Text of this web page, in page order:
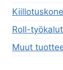
Roll-työkalut
Muut